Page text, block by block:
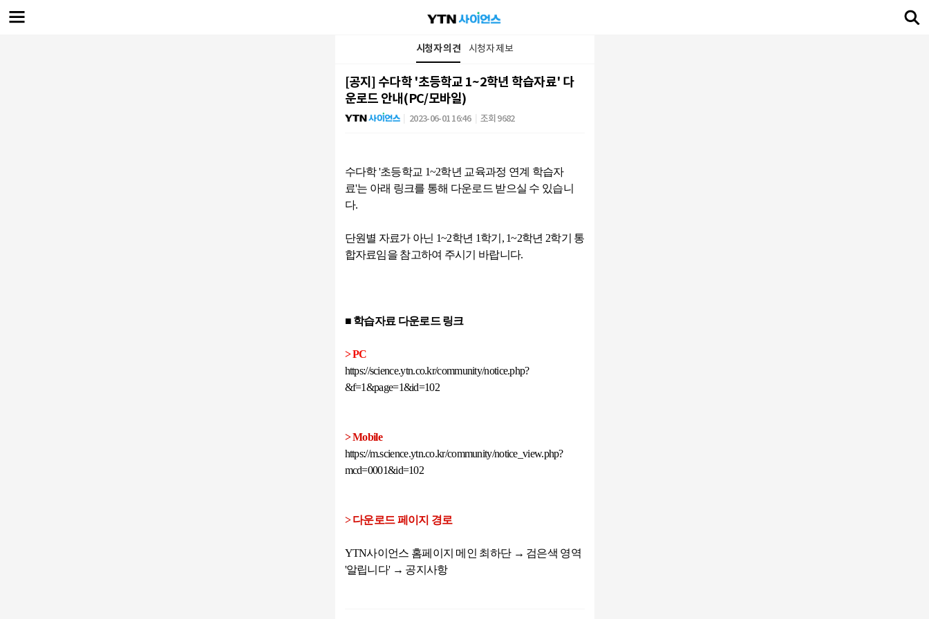
시청자 의견 시청자 제보
[공지] 수다학 '초등학교 1~2학년 학습자료' 다
운로드 안내(PC/모바일)
2023-06-01 16:46 조회 9682
수다학 '초등학교 1~2학년 교육과정 연계 학습자
료'는 아래 링크를 통해 다운로드 받으실 수 있습니
다.
단원별 자료가 아닌 1~2학년 1학기, 1~2학년 2학기 통
합자료임을 참고하여 주시기 바랍니다.
■ 학습자료 다운로드 링크
> PC
https://science.ytn.co.kr/community/notice.php?
&f=1&page=1&id=102
> Mobile
https://m.science.ytn.co.kr/community/notice_view.php?
mcd=0001&id=102
> 다운로드 페이지 경로
YTN사이언스 홈페이지 메인 최하단 → 검은색 영역
'알립니다' → 공지사항